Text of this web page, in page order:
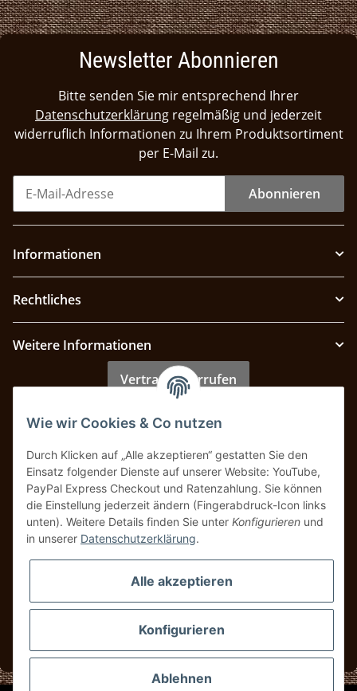
Newsletter Abonnieren
Bitte senden Sie mir entsprechend Ihrer
Datenschutzerklärung regelmäßig und jederzeit
widerruflich Informationen zu Ihrem Produktsortiment
per E-Mail zu.
Abonnieren
Informationen
Rechtliches
Weitere Informationen
Vertrag widerrufen
Zahlung & Versand
* Alle Preise inkl. gesetzlicher USt., zzgl.Versand
Wie wir Cookies & Co nutzen
Durch Klicken auf „Alle akzeptieren“ gestatten Sie den
Einsatz folgender Dienste auf unserer Website: YouTube,
PayPal Express Checkout und Ratenzahlung. Sie können
die Einstellung jederzeit ändern (Fingerabdruck-Icon links
unten). Weitere Details finden Sie unter Konfigurieren und
in unserer Datenschutzerklärung.
Alle akzeptieren
Konfigurieren
Ablehnen